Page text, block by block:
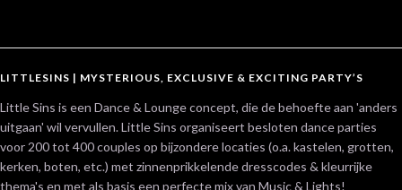
LITTLESINS | MYSTERIOUS, EXCLUSIVE & EXCITING PARTY’S
Little Sins is een Dance & Lounge concept, die de behoefte aan 'anders
uitgaan' wil vervullen. Little Sins organiseert besloten dance parties
voor 200 tot 400 couples op bijzondere locaties (o.a. kastelen, grotten,
kerken, boten, etc.) met zinnenprikkelende dresscodes & kleurrijke
thema's en met als basis een perfecte mix van Music & Lights!